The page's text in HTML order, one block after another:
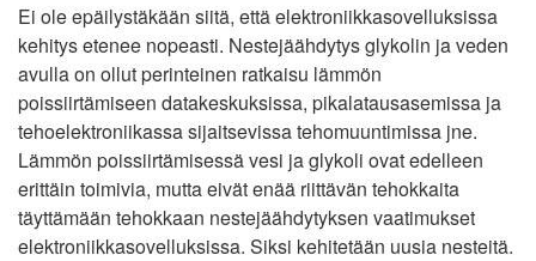
Ei ole epäilystäkään siitä, että elektroniikkasovelluksissa
kehitys etenee nopeasti. Nestejäähdytys glykolin ja veden
avulla on ollut perinteinen ratkaisu lämmön
poissiirtämiseen datakeskuksissa, pikalatausasemissa ja
tehoelektroniikassa sijaitsevissa tehomuuntimissa jne.
Lämmön poissiirtämisessä vesi ja glykoli ovat edelleen
erittäin toimivia, mutta eivät enää riittävän tehokkaita
täyttämään tehokkaan nestejäähdytyksen vaatimukset
elektroniikkasovelluksissa. Siksi kehitetään uusia nesteitä.